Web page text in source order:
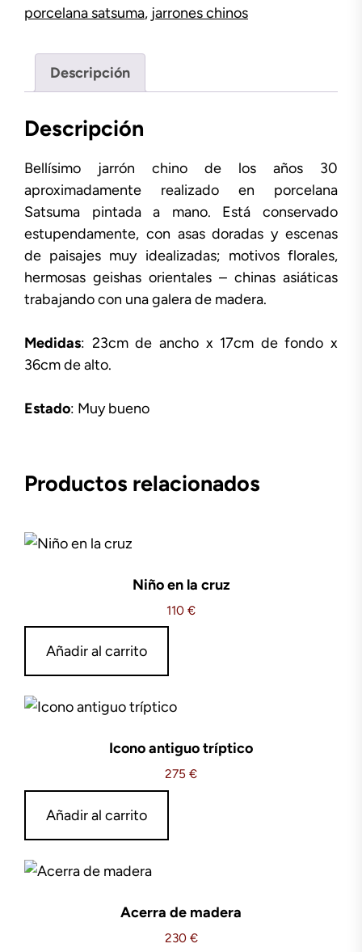
porcelana satsuma, jarrones chinos
Descripción
Descripción
Bellísimo jarrón chino de los años 30
aproximadamente realizado en porcelana
Satsuma pintada a mano. Está conservado
estupendamente, con asas doradas y escenas
de paisajes muy idealizadas; motivos florales,
hermosas geishas orientales – chinas asiáticas
trabajando con una galera de madera.
Medidas: 23cm de ancho x 17cm de fondo x
36cm de alto.
Estado: Muy bueno
Productos relacionados
Niño en la cruz
110 €
Añadir al carrito
Icono antiguo tríptico
275 €
Añadir al carrito
Acerra de madera
230 €